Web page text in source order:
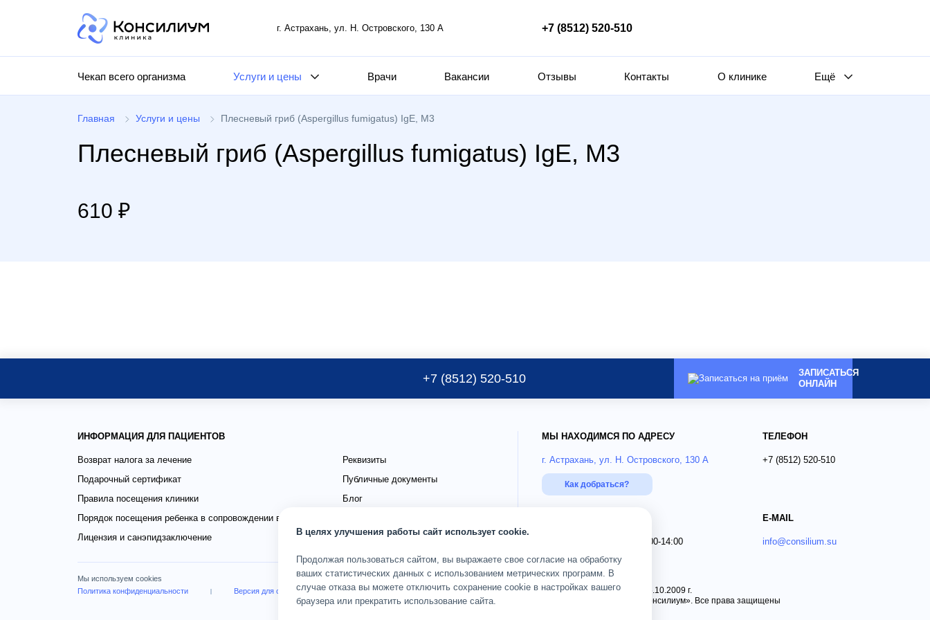
г. Астрахань, ул. Н. Островского, 130 А +7 (8512) 520-510
Чекап всего организма Услуги и цены Врачи Вакансии Отзывы Контакты О клинике Ещё
Главная Услуги и цены Плесневый гриб (Aspergillus fumigatus) IgE, M3
Плесневый гриб (Aspergillus fumigatus) IgE, M3
610 ₽
+7 (8512) 520-510
ЗАПИСАТЬСЯ
ОНЛАЙН
ИНФОРМАЦИЯ ДЛЯ ПАЦИЕНТОВ
Возврат налога за лечение
Подарочный сертификат
Правила посещения клиники
Порядок посещения ребенка в сопровождении взрослого
Лицензия и санэпидзаключение
Реквизиты
Публичные документы
Блог
О клинике
Мы используем cookies
Политика конфиденциальности
Версия для слабовидящих Карта сайта
МЫ НАХОДИМСЯ ПО АДРЕСУ
г. Астрахань, ул. Н. Островского, 130 А
Как добраться?
ТЕЛЕФОН
+7 (8512)520-510
Пн-Сб 08:00-20:00; Вс 09:00-14:00
E-MAIL
info@consilium.su
ОГРН 1093017002583 от 15.10.2009 г.
© 2010 — 2026 Клиника «Консилиум». Все права защищены
В целях улучшения работы сайт использует cookie.
Продолжая пользоваться сайтом, вы выражаете свое согласие на обработку
ваших статистических данных с использованием метрических программ. В
случае отказа вы можете отключить сохранение cookie в настройках вашего
браузера или прекратить использование сайта.